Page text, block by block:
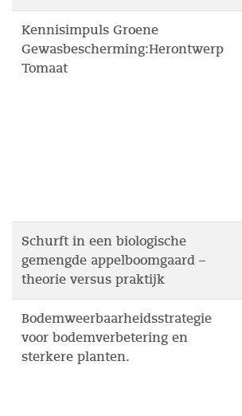
Kennisimpuls Groene
Gewasbescherming:Herontwerp
Tomaat
Schurft in een biologische
gemengde appelboomgaard –
theorie versus praktijk
Bodemweerbaarheidsstrategie
voor bodemverbetering en
sterkere planten.